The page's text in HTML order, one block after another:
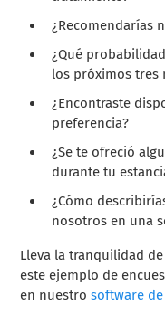
¿Recomendarías
¿Qué
los próximos tres
¿Encontraste
preferencia?
¿Se te ofreció
durante tu
¿Cómo
nosotros en una
Lleva la tranquilidad
este ejemplo de
en nuestrosoftware